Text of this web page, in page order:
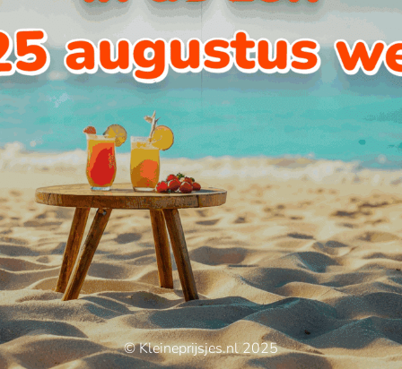
© Kleineprijsjes.nl 2025